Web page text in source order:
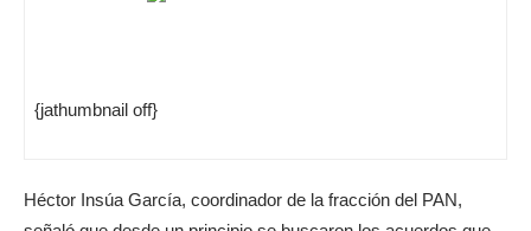
{jathumbnail off}
Héctor Insúa García, coordinador de la fracción del PAN,